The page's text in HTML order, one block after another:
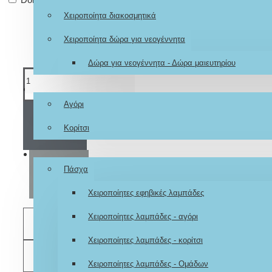
Χειροποίητα διακοσμητικά
Χειροποίητα δώρα για νεογέννητα
Δώρα για νεογέννητα - Δώρα μαιευτηρίου
Αγόρι
Κορίτσι
Πάσχα
Χειροποίητες εφηβικές λαμπάδες
Χειροποίητες λαμπάδες - αγόρι
Χειροποίητες λαμπάδες - κορίτσι
Χειροποίητες λαμπάδες - Ομάδων
ΑΓΟΡΆ
ΕΠΙΘΥΜΗΤΌ